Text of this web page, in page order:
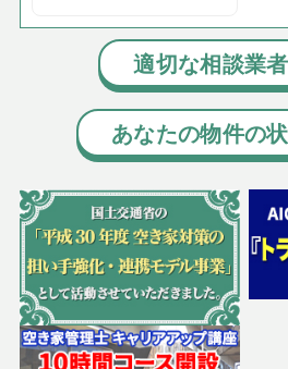
適切な相談業
あなたの物件の